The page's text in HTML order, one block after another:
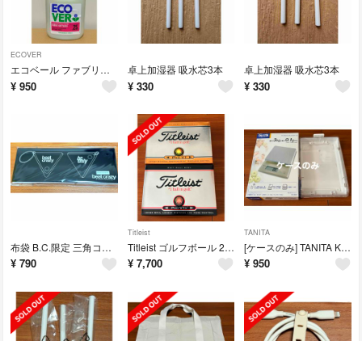
ECOVER
エコベール ファブリックソフナー アップルブロッサム&アーモンド
¥ 950
卓上加湿器 吸水芯3本
¥ 330
卓上加湿器 吸水芯3本
¥ 330
布袋 B.C.限定 三角コインケース
¥ 790
Titleist
Titleist ゴルフボール 2ダース
¥ 7,700
TANITA
[ケースのみ] TANITA KD-321
¥ 950